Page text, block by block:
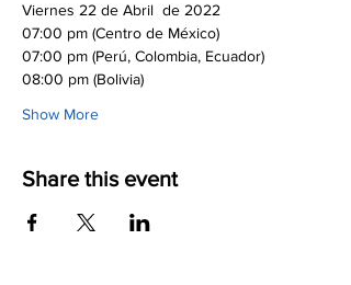
Viernes 22 de Abril  de 2022
07:00 pm (Centro de México)
07:00 pm (Perú, Colombia, Ecuador)
08:00 pm (Bolivia)
Show More
Share this event